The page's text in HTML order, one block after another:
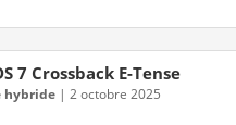
7 Crossback E-Tense
hybride| 2 octobre 2025